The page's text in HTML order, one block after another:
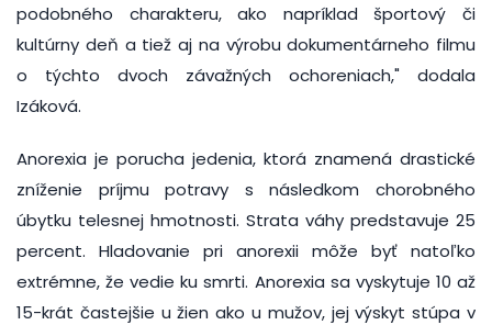
podobného charakteru, ako napríklad športový či
kultúrny deň a tiež aj na výrobu dokumentárneho filmu
o týchto dvoch závažných ochoreniach," dodala
Izáková.
Anorexia je porucha jedenia, ktorá znamená drastické
zníženie príjmu potravy s následkom chorobného
úbytku telesnej hmotnosti. Strata váhy predstavuje 25
percent. Hladovanie pri anorexii môže byť natoľko
extrémne, že vedie ku smrti. Anorexia sa vyskytuje 10 až
15-krát častejšie u žien ako u mužov, jej výskyt stúpa v